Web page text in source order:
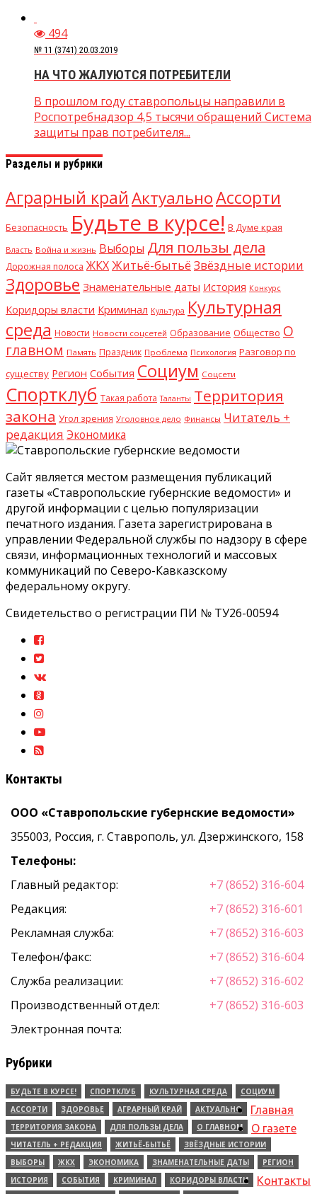
494
№ 11 (3741) 20.03.2019
НА ЧТО ЖАЛУЮТСЯ ПОТРЕБИТЕЛИ
В прошлом году ставропольцы направили в
Роспотребнадзор 4,5 тысячи обращений Система
защиты прав потребителя...
Разделы и рубрики
Аграрный крайАктуальноАссорти
Безопасность Будьте в курсе! В Думе края
Власть Война и жизнь Выборы Для пользы дела
Дорожная полоса ЖКХЖитьё-бытьё Звёздные истории
Здоровье Знаменательные даты История Конкурс
Коридоры власти Криминал Культура Культурная
среда Новости Новости соцсетей Образование Общество О
главном Память Праздник Проблема Психология Разговор по
существу Регион События Социум Соцсети
Спортклуб Такая работа Таланты Территория
закона Угол зрения Уголовное дело Финансы Читатель +
редакция Экономика
Сайт является местом размещения публикаций
газеты «Ставропольские губернские ведомости» и
другой информации с целью популяризации
печатного издания. Газета зарегистрирована в
управлении Федеральной службы по надзору в сфере
связи, информационных технологий и массовых
коммуникаций по Северо-Кавказскому
федеральному округу.
Свидетельство о регистрации ПИ № ТУ26-00594
Контакты
ООО «Ставропольские губернские ведомости»
355003, Россия, г. Ставрополь, ул. Дзержинского, 158
Телефоны:
Главный редактор:
+7 (8652) 316-604
Редакция:
+7 (8652) 316-601
Рекламная служба:
+7 (8652) 316-603
Телефон/факс:
+7 (8652) 316-604
Служба реализации:
+7 (8652) 316-602
Производственный отдел:
+7 (8652) 316-603
Электронная почта:
Рубрики
БУДЬТЕ В КУРСЕ! СПОРТКЛУБ КУЛЬТУРНАЯ СРЕДА
СОЦИУМ
АССОРТИ
ЗДОРОВЬЕ АГРАРНЫЙ КРАЙ
АКТУАЛЬНО
ТЕРРИТОРИЯ ЗАКОНА
ДЛЯ ПОЛЬЗЫ ДЕЛА
О ГЛАВНОМ
ЧИТАТЕЛЬ + РЕДАКЦИЯ
ЖИТЬЁ-БЫТЬЁ
ЗВЁЗДНЫЕ ИСТОРИИ
ВЫБОРЫ
ЖКХ ЭКОНОМИКА ЗНАМЕНАТЕЛЬНЫЕ ДАТЫ
РЕГИОН
ИСТОРИЯ
СОБЫТИЯ КРИМИНАЛ
КОРИДОРЫ ВЛАСТИ
Главная
О газете
Контакты